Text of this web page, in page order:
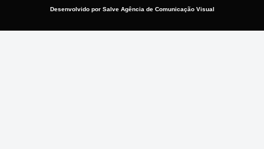
Desenvolvido por Salve Agência de Comunicação Visual